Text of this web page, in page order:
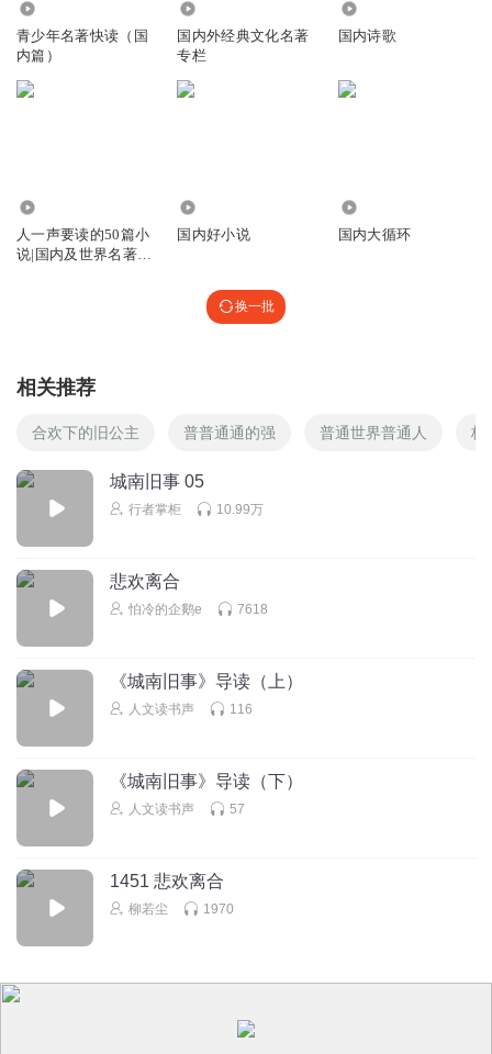
青少年名著快读（国
内篇）
国内外经典文化名著
专栏
国内诗歌
人一声要读的50篇小
说|国内及世界名著短
国内好小说 国内大循环
换一批
相关推荐
合欢下的旧公主 普普通通的强 普通世界普通人 校
城南旧事 05
行者掌柜 10.99万
悲欢离合
怕冷的企鹅e 7618
《城南旧事》导读（上）
人文读书声 116
《城南旧事》导读（下）
人文读书声 57
1451 悲欢离合
柳若尘 1970